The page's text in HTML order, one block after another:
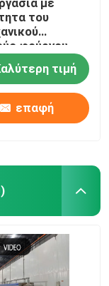
του
φούρνου
τιμή
επαφή